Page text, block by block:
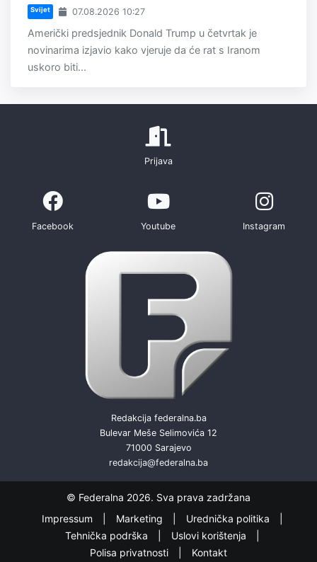
Svijet 07.08.2026 10:27
Američki predsjednik Donald Trump u četvrtak je
novinarima izjavio kako vjeruje da će rat s Iranom
uskoro biti...
Prijava
Facebook Youtube Instagram
Redakcija federalna.ba
Bulevar Meše Selimovića 12
71000 Sarajevo
redakcija@federalna.ba
© Federalna 2026. Sva prava zadržana
Impressum
Marketing
Urednička politika
Tehnička podrška
Uslovi korištenja
Polisa privatnosti
Kontakt